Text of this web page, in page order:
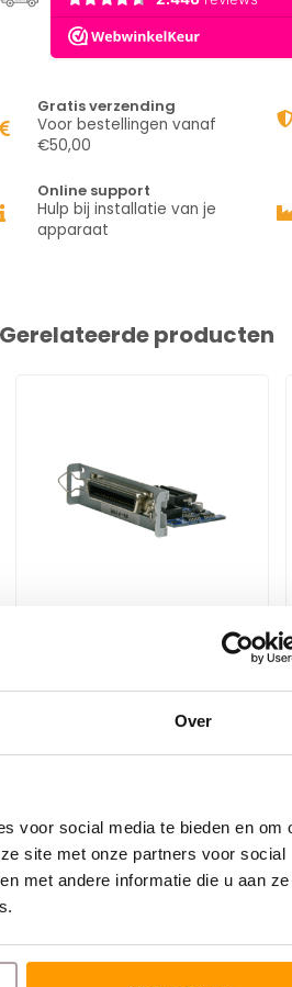
Over
voor social media te bieden en om
site met onze partners voor social
met andere informatie die u aan
Gratis verzending
Voor bestellingen vanaf
€50,00
Online support
Hulp bij installatie van je
apparaat
Gerelateerde producten
Citizen interface card,
€12,00